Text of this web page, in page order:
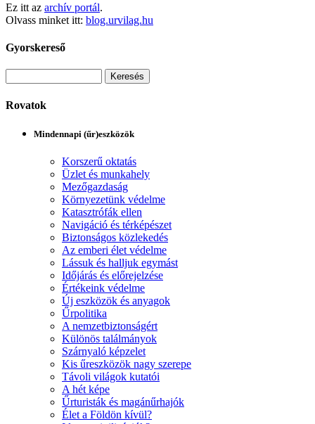
Ez itt az archív portál.
Olvass minket itt: blog.urvilag.hu
Gyorskereső
Rovatok
Mindennapi (űr)eszközök
Korszerű oktatás
Üzlet és munkahely
Mezőgazdaság
Környezetünk védelme
Katasztrófák ellen
Navigáció és térképészet
Biztonságos közlekedés
Az emberi élet védelme
Lássuk és halljuk egymást
Időjárás és előrejelzése
Értékeink védelme
Új eszközök és anyagok
Űrpolitika
A nemzetbiztonságért
Különös találmányok
Szárnyaló képzelet
Kis űreszközök nagy szerepe
Távoli világok kutatói
A hét képe
Űrturisták és magánűrhajók
Élet a Földön kívül?